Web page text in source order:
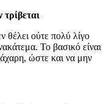
θέλει ούτε πολύ λίγο
Το βασικό είναι
ώστε και να μην